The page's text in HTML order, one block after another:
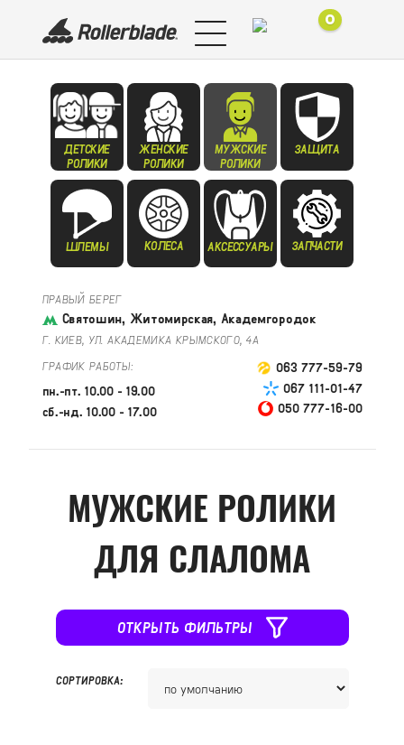
0
ДЕТСКИЕ
РОЛИКИ
ЖЕНСКИЕ
РОЛИКИ
МУЖСКИЕ
РОЛИКИ
ЗАЩИТА
ШЛЕМЫ КОЛЕСА АКСЕССУАРЫ ЗАПЧАСТИ
ПРАВЫЙ БЕРЕГ
Святошин, Житомирская, Академгородок
Г. КИЕВ, УЛ. АКАДЕМИКА КРЫМСКОГО, 4А
ГРАФИК РАБОТЫ:
пн.-пт. 10.00 - 19.00
сб.-нд. 10.00 - 17.00
063 777-59-79
067 111-01-47
050 777-16-00
МУЖСКИЕ РОЛИКИ
ДЛЯ СЛАЛОМА
ОТКРЫТЬ ФИЛЬТРЫ
СОРТИРОВКА: